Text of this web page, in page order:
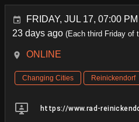
FRIDAY, JUL 17, 07:00
23 days ago (Each third Friday of
ONLINE
Changing Cities Reinickendorf
https://www.rad-